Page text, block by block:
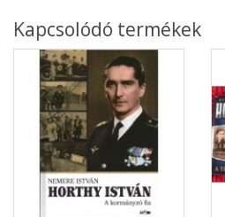
Kapcsolódó termékek